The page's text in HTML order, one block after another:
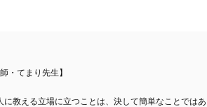
・てまり先生】
教える立場に立つことは、決して簡単なことではあ